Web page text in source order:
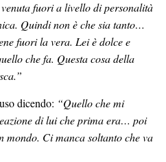
venuta fuori a livello di personalità
Quindi non è che sia tanto…
fuori la vera. Lei è dolce e
che fa. Questa cosa della
dicendo: “Quello che mi
di lui che prima era… poi
mondo. Ci manca soltanto che va